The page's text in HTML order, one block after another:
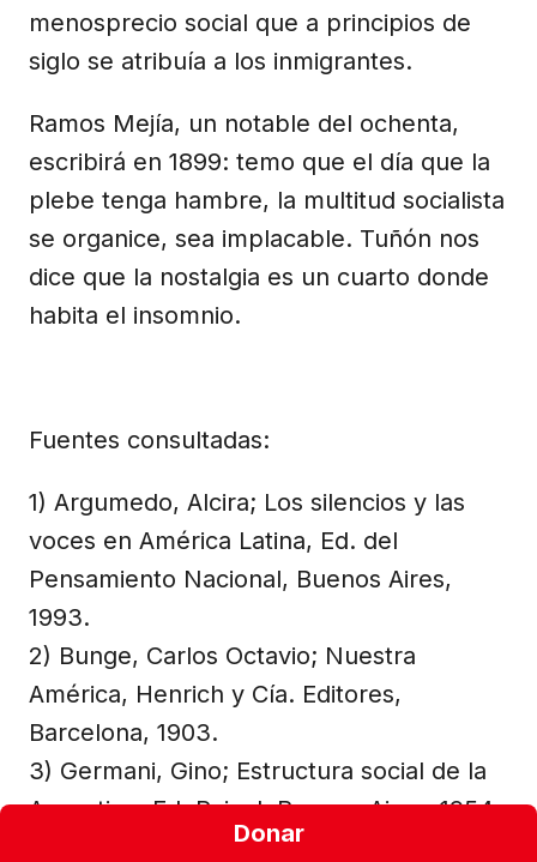
Donar
menosprecio social que a principios de
siglo se atribuía a los inmigrantes.
Ramos Mejía, un notable del ochenta,
escribirá en 1899: temo que el día que la
plebe tenga hambre, la multitud socialista
se organice, sea implacable. Tuñón nos
dice que la nostalgia es un cuarto donde
habita el insomnio.
Fuentes consultadas:
1) Argumedo, Alcira; Los silencios y las
voces en América Latina, Ed. del
Pensamiento Nacional, Buenos Aires,
1993.
2) Bunge, Carlos Octavio; Nuestra
América, Henrich y Cía. Editores,
Barcelona, 1903.
3) Germani, Gino; Estructura social de la
Argentina, Ed. Raigal, Buenos Aires, 1954.
4) Godio, Julio; La Semana Trágica de